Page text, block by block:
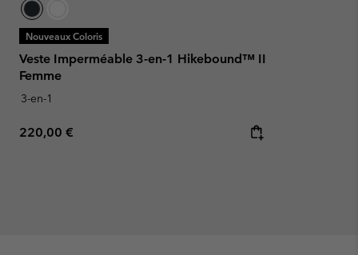
Nouveaux Coloris
Veste Imperméable 3-en-1 Hikebound™ II
Femme
3-en-1
Regular price:
220,00 €